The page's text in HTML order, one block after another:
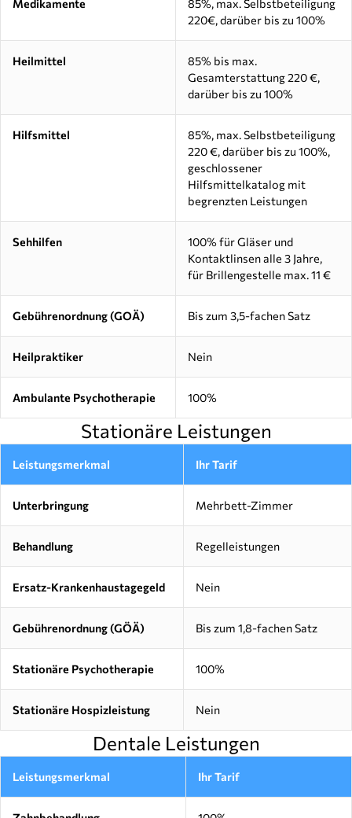
220€, darüber bis zu 100%
Heilmittel
85% bis max.
Gesamterstattung 220 €,
darüber bis zu 100%
Hilfsmittel
85%, max. Selbstbeteiligung
220 €, darüber bis zu 100%,
geschlossener
Hilfsmittelkatalog mit
begrenzten Leistungen
Sehhilfen
100% für Gläser und
Kontaktlinsen alle 3 Jahre,
für Brillengestelle max. 11 €
Gebührenordnung (GOÄ) Bis zum 3,5-fachen Satz
Heilpraktiker Nein
Ambulante Psychotherapie 100%
Stationäre Leistungen
Leistungsmerkmal Ihr Tarif
Unterbringung Mehrbett-Zimmer
Behandlung Regelleistungen
Ersatz-Krankenhaustagegeld Nein
Gebührenordnung (GÖÄ) Bis zum 1,8-fachen Satz
Stationäre Psychotherapie 100%
Stationäre Hospizleistung Nein
Dentale Leistungen
Leistungsmerkmal Ihr Tarif